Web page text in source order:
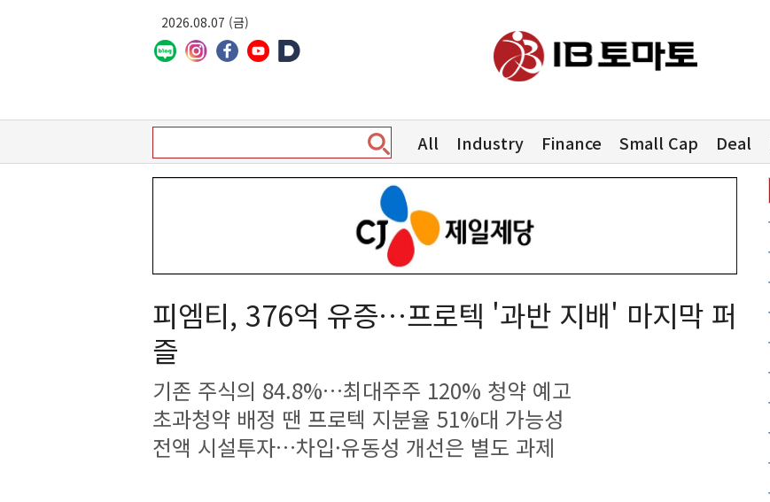
2026.08.07 (금)
All Industry Finance Small Cap Deal
피엠티, 376억 유증…프로텍 '과반 지배' 마지막 퍼
즐
기존 주식의 84.8%…최대주주 120% 청약 예고
초과청약 배정 땐 프로텍 지분율 51%대 가능성
전액 시설투자…차입·유동성 개선은 별도 과제